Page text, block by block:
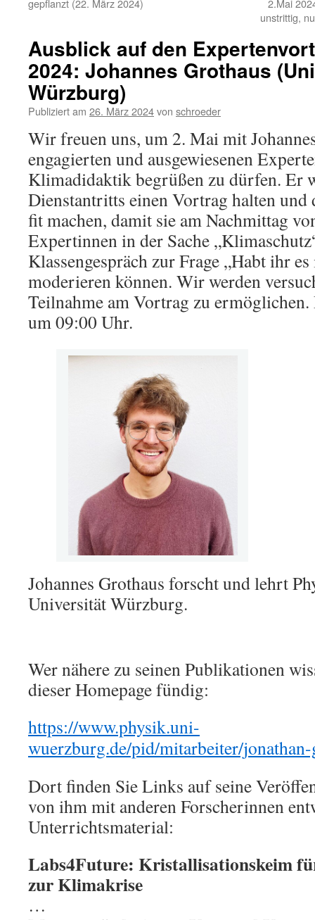
gepflanzt (22. März 2024)
2.Mai
unstrittig,
Ausblick auf den
2024: Johannes Grothaus
Würzburg)
Publiziert am 26. März 2024von schroeder
Wir freuen uns, um 2. Mai mit
engagierten und ausgewiesenen
Klimadidaktik begrüßen zu dürfen. Er
Dienstantritts einen Vortrag halten und
fit machen, damit sie am Nachmittag
Expertinnen in der Sache
Klassengespräch zur Frage „Habt ihr
moderieren können. Wir werden
Teilnahme am Vortrag zu
um 09:00 Uhr.
Johannes Grothaus forscht und lehrt
Universität Würzburg.
Wer nähere zu seinen Publikationen
dieser Homepage fündig:
https://www.physik.uni-
wuerzburg.de/pid/mitarbeiter/
Dort finden Sie Links auf seine
von ihm mit anderen Forscherinnen
Unterrichtsmaterial:
Labs4Future: Kristallisationskeim
zur Klimakrise
…